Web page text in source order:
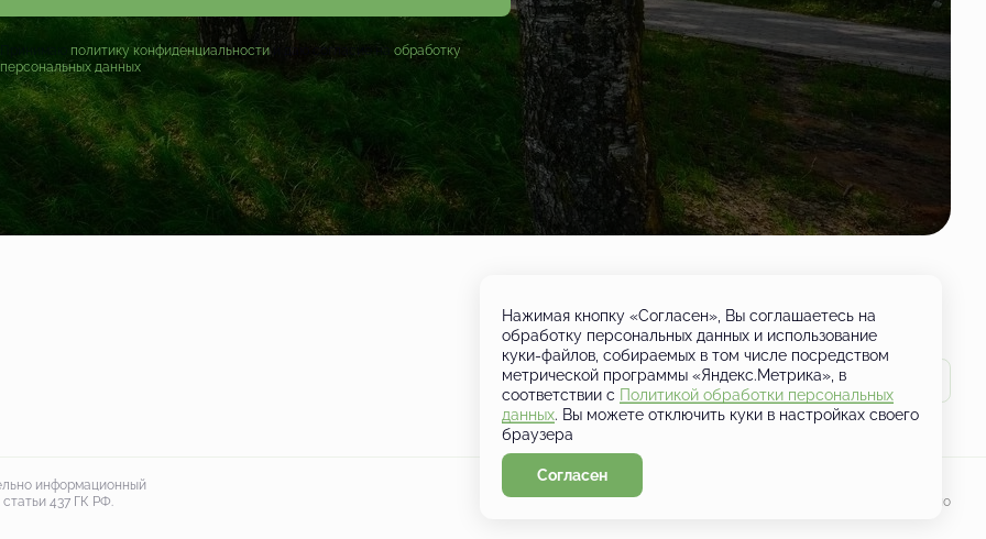
политику конфиденциальностии даю согласие на обработку
персональных данных
информационный
437 ГК РФ.
Разработано
Нажимая кнопку «Согласен», Вы соглашаетесь на
обработку персональных данных и использование
куки-файлов, собираемых в том числе посредством
метрической программы «Яндекс.Метрика», в
соответствии с Политикой обработки персональных
данных. Вы можете отключить куки в настройках своего
браузера
Согласен